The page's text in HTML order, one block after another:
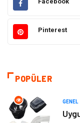
Eğitim
Hukuk
Makine
Kültür
Pinterest
POPÜLER
GENEL